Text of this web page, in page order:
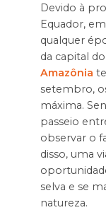
Devido à
Equador, em
qualquer
da capital
Amazônia
setembro,
máxima.
passeio
observar o
disso, uma
selva e se
natureza.